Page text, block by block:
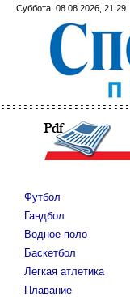
Суббота, 08.08.2026, 21:29
Футбол
Гандбол
Водное поло
Баскетбол
Легкая атлетика
Плавание